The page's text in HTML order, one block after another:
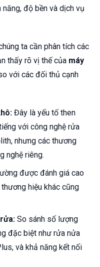
độ bền và dịch vụ
ta cần phân tích các
thấy rõ vị thế của máy
với các đối thủ cạnh
Đây là yếu tố then
với công nghệ rửa
nhưng các thương
nghệ riêng.
được đánh giá cao
hiệu khác cũng
So sánh số lượng
đặc biệt như rửa nửa
và khả năng kết nối